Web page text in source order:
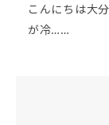
こんにちは大
が冷……